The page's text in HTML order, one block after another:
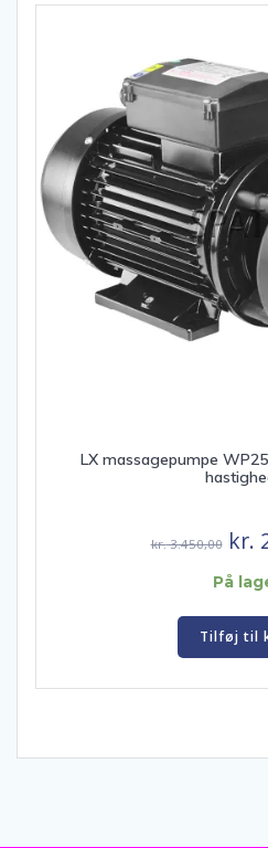
LX massagepumpe
kr.3.450,00 Den
var:
kr.
kr.
På
Tilføj til